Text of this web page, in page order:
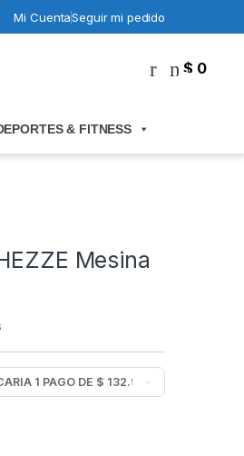
Mi CuentaSeguir mi pedido
$ 0
& FITNESS
Mesina